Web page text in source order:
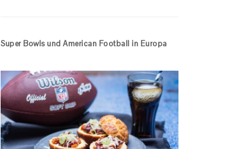
Super Bowls und American Football in Europa